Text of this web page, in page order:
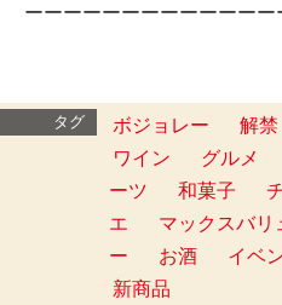
ーーーーーーーーーーーーー
タグ ボジョレー 解禁
ワイン
グルメ
ーツ
和菓子
エ
マックスバリ
ー
お酒 イベ
新商品